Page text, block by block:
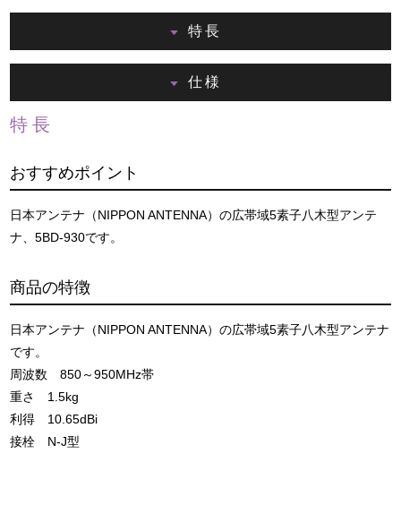
特長
仕様
特長
おすすめポイント
日本アンテナ（NIPPON ANTENNA）の広帯域5素子八木型アンテ
ナ、5BD-930です。
商品の特徴
日本アンテナ（NIPPON ANTENNA）の広帯域5素子八木型アンテナ
です。
周波数 850～950MHz帯
重さ 1.5kg
利得 10.65dBi
接栓 N-J型